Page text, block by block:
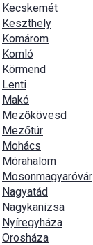
Kecskemét
Keszthely
Komárom
Komló
Körmend
Lenti
Makó
Mezőkövesd
Mezőtúr
Mohács
Mórahalom
Mosonmagyaróvár
Nagyatád
Nagykanizsa
Nyíregyháza
Orosháza